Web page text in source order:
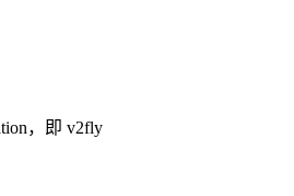
，即 v2fly